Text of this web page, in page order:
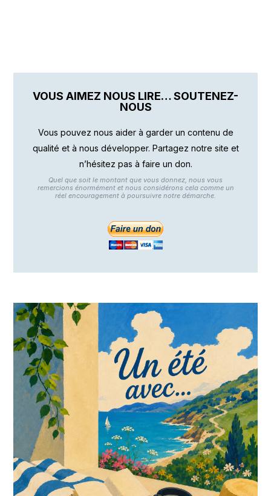
VOUS AIMEZ NOUS LIRE… SOUTENEZ-
NOUS
Vous pouvez nous aider à garder un contenu de
qualité et à nous développer. Partagez notre site et
n’hésitez pas à faire un don.
Quel que soit le montant que vous donnez, nous vous
remercions énormément et nous considérons cela comme un
réel encouragement à poursuivre notre démarche.